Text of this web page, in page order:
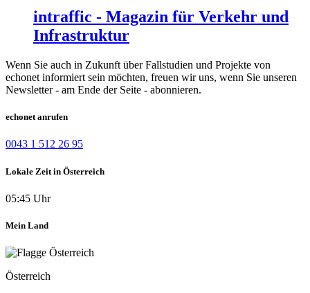
intraffic - Magazin für Verkehr und
Infrastruktur
Wenn Sie auch in Zukunft über Fallstudien und Projekte von
echonet informiert sein möchten, freuen wir uns, wenn Sie unseren
Newsletter - am Ende der Seite - abonnieren.
echonet anrufen
0043 1 512 26 95
Lokale Zeit in Österreich
05:45 Uhr
Mein Land
Österreich